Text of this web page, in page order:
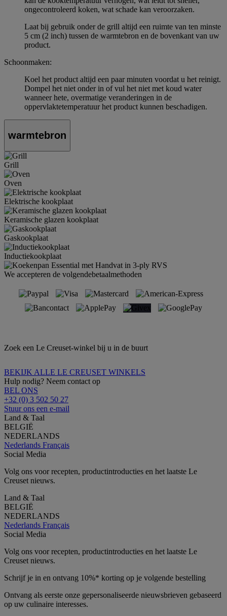
ongecontroleerd koken, wat schade kan veroorzaken.
Laat bij gebruik onder de grill altijd een ruimte van ten minste
5 cm (2 inch) tussen de warmtebron en de bovenkant van uw
product.
Schoonmaken:
Koel het product altijd een paar minuten voordat u het reinigt.
Dompel het niet onder in of vul het niet met koud water
wanneer hete, overmatige veranderingen in de
oppervlaktetemperatuur het product kunnen beschadigen.
warmtebron
Grill
Oven
Elektrische kookplaat
Keramische glazen kookplaat
Gaskookplaat
Inductiekookplaat
We accepteren de volgendebetaalmethoden
Zoek een Le Creuset-winkel bij u in de buurt
BEKIJK ALLE LE CREUSET WINKELS
Hulp nodig? Neem contact op
BEL ONS
+32 (0) 3 502 50 27
Stuur ons een e-mail
Land & Taal
BELGIË
NEDERLANDS
Nederlands Français
Social Media
Volg ons voor recepten, productintroducties en het laatste Le
Creuset nieuws.
Land & Taal
BELGIË
NEDERLANDS
Nederlands Français
Social Media
Volg ons voor recepten, productintroducties en het laatste Le
Creuset nieuws.
Schrijf je in en ontvang 10%* korting op je volgende bestelling
Ontvang als eerste onze gepersonaliseerde nieuwsbrieven gebaseerd
op uw culinaire interesses.